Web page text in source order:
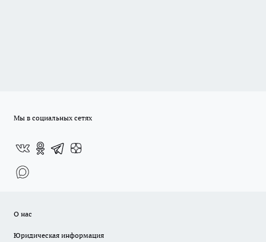
Мы в социальных сетях
О нас
Юридическая информация